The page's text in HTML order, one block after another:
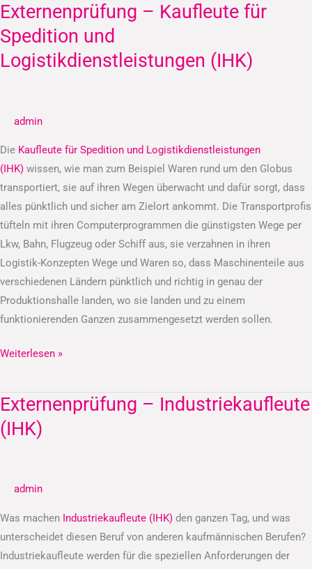
Externenprüfung – Kaufleute für
Spedition und
Logistikdienstleistungen (IHK)
admin
Die Kaufleute für Spedition und Logistikdienstleistungen
(IHK) wissen, wie man zum Beispiel Waren rund um den Globus
transportiert, sie auf ihren Wegen überwacht und dafür sorgt, dass
alles pünktlich und sicher am Zielort ankommt. Die Transportprofis
tüfteln mit ihren Computerprogrammen die günstigsten Wege per
Lkw, Bahn, Flugzeug oder Schiff aus, sie verzahnen in ihren
Logistik-Konzepten Wege und Waren so, dass Maschinenteile aus
verschiedenen Ländern pünktlich und richtig in genau der
Produktionshalle landen, wo sie landen und zu einem
funktionierenden Ganzen zusammengesetzt werden sollen.
Externenprüfung
–
Kaufleute
für
Logistikdienstleistungen
Weiterlesen »
Externenprüfung – Industriekaufleute
(IHK)
admin
Was machen Industriekaufleute (IHK) den ganzen Tag, und was
unterscheidet diesen Beruf von anderen kaufmännischen Berufen?
Industriekaufleute werden für die speziellen Anforderungen der
Externenprüfung
–
Industriekaufleute